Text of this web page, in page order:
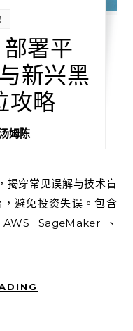
署平
新兴黑
攻略
姆陈
避免投资失误。包含
SageMaker、